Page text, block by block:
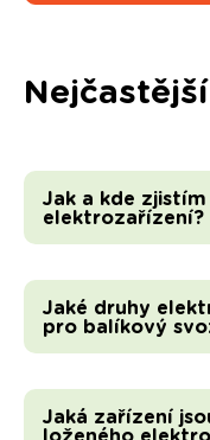
Jak a kde
elektrozařízení?
Jaké druhy
pro balíkový
Jaká zařízení